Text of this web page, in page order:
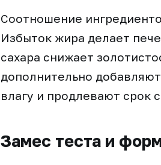
Соотношение
Избыток жира делает
сахара снижает
дополнительно
влагу и продлевают срок
Замес теста и